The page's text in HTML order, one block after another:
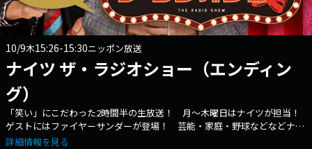
10/9木15:26-15:30ニッポン放送
ナイツ ザ・ラジオショー（エンディン
グ）
「笑い」にこだわった2時間半の生放送！ 月～木曜日はナイツが担当！
ゲストにはファイヤーサンダーが登場！ 芸能・家庭・野球などなどナイ
ツのトークと、「笑い」にこだわったネタコーナーをお届けします！ X
詳細情報を見る